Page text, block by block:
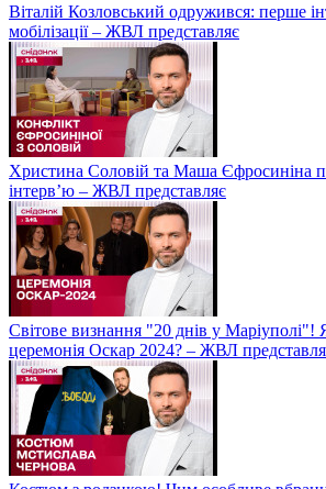
Віталій Козловський одружився: перше
мобілізації – ЖВЛ представляє
Христина Соловій та Маша Єфросиніна
інтерв’ю – ЖВЛ представляє
Світове визнання "20 днів у
церемонія Оскар 2024? – ЖВЛ